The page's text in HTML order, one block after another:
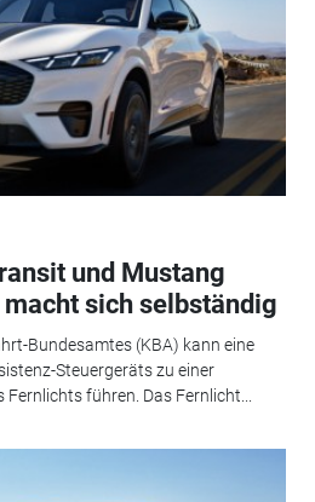
und Mustang
sich selbständig
Bundesamtes (KBA) kann eine
Steuergeräts zu einer
führen. Das Fernlicht...